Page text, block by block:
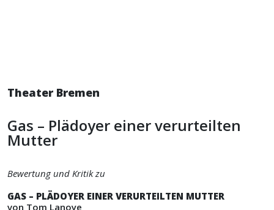
Theater Bremen
Gas – Plädoyer einer verurteilten
Mutter
Bewertung und Kritik zu
GAS – PLÄDOYER EINER VERURTEILTEN MUTTER
von Tom Lanoye